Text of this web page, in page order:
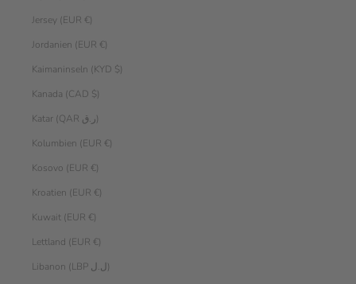
Jersey (EUR €)
Jordanien (EUR €)
Kaimaninseln (KYD $)
Kanada (CAD $)
Katar (QAR ر.ق)
Kolumbien (EUR €)
Kosovo (EUR €)
Kroatien (EUR €)
Kuwait (EUR €)
Lettland (EUR €)
Libanon (LBP ل.ل)